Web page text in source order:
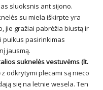
sluoksnis ant sijono.
su miela iškirpte yra
jie gražiai pabrėžia biustą ir
puikus pasirinkimas
jausmą.
suknelės vestuvėms (lt.
z odkrytymi plecami są nieco
się na letnie wesela. Ten